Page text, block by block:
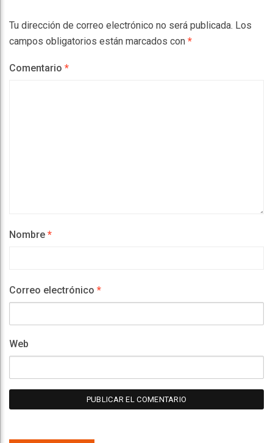
Tu dirección de correo electrónico no será publicada. Los
campos obligatorios están marcados con *
Comentario *
Nombre *
Correo electrónico *
Web